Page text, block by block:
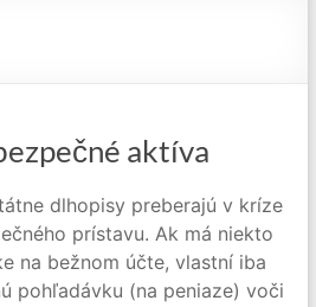
aktíva
dlhopisy preberajú v kríze
prístavu. Ak má niekto
na bežnom účte, vlastní iba
pohľadávku (na peniaze) voči